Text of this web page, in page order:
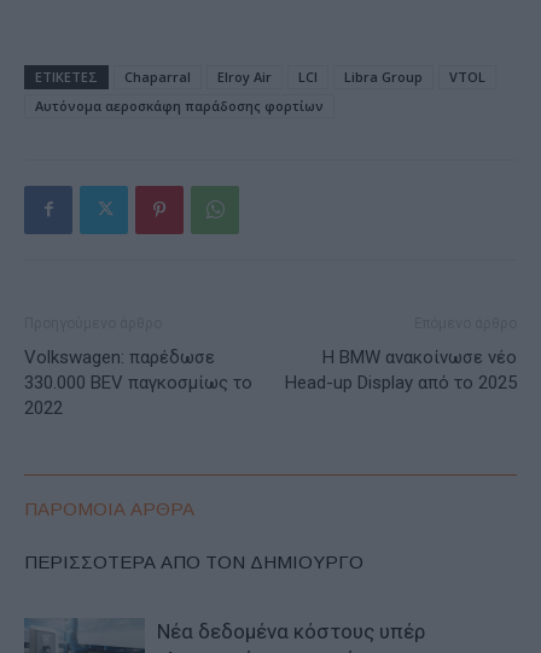
ΕΤΙΚΕΤΕΣ Chaparral Elroy Air LCI Libra Group
VTOL
Αυτόνομα αεροσκάφη παράδοσης φορτίων
Volkswagen: παρέδωσε
330.000 BEV παγκοσμίως το
2022
Η BMW ανακοίνωσε νέο
Head-up Display από το 2025
ΠΑΡΟΜΟΙΑ ΑΡΘΡΑ
ΠΕΡΙΣΣΟΤΕΡΑ ΑΠΟ ΤΟΝ ΔΗΜΙΟΥΡΓΟ
Νέα δεδομένα κόστους υπέρ